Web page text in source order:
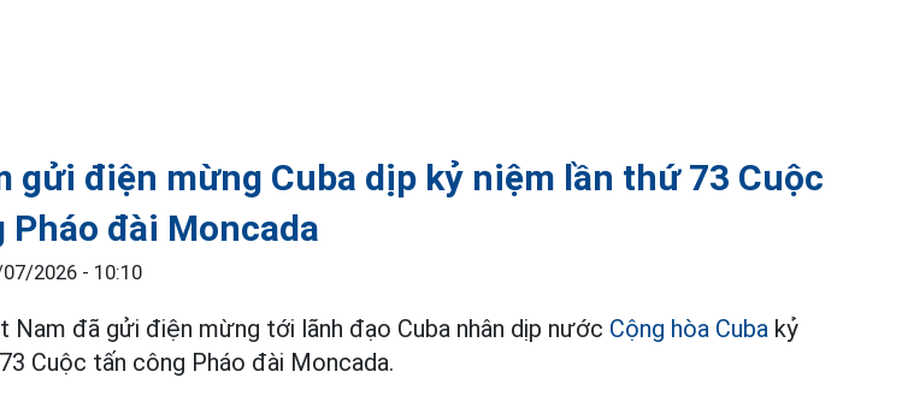
gửi điện mừng Cuba dịp kỷ niệm lần thứ 73 Cuộc
Pháo đài Moncada
2026 - 10:10
Nam đã gửi điện mừng tới lãnh đạo Cuba nhân dịp nước Cộng hòa Cuba kỷ
Cuộc tấn công Pháo đài Moncada.